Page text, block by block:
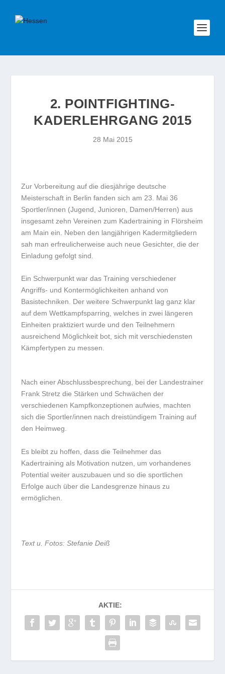
2. POINTFIGHTING-
KADERLEHRGANG 2015
28 Mai 2015
Zur Vorbereitung auf die diesjährige deutsche
Meisterschaft in Berlin fanden sich am 23. Mai 36
Sportler/innen (Jugend, Junioren, Damen/Herren) aus
insgesamt zehn Vereinen zum Kadertraining in Flörsheim
am Main ein. Neben den langjährigen Kadermitgliedern
sah man erfreulicherweise auch neue Gesichter, die der
Einladung gefolgt sind.
Ein Schwerpunkt war das Training verschiedener
Angriffs- und Kontermöglichkeiten anhand von
Basistechniken. Der weitere Schwerpunkt lag ganz klar
auf dem Wettkampfsparring, welches in zwei längeren
Einheiten praktiziert wurde und den Teilnehmern
ausreichend Möglichkeit bot, sich mit verschiedensten
Kämpfertypen zu messen.
Nach einer Abschlussbesprechung, bei der Landestrainer
Frank Stretz die Stärken und Schwächen der
verschiedenen Kampfkonzeptionen aufwies, machten
sich die Sportler/innen nach dreistündigem Training auf
den Heimweg.
Es bleibt zu hoffen, dass die Teilnehmer das
Kadertraining als Motivation nutzen, um vorhandenes
Potential weiter auszubauen und so die sportlichen
Erfolge auch über die Landesgrenze hinaus zu
ermöglichen.
Text u. Fotos: Stefanie Deiß
AKTIE: